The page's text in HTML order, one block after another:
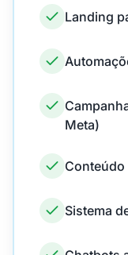
Landing
Meta)
Sistema